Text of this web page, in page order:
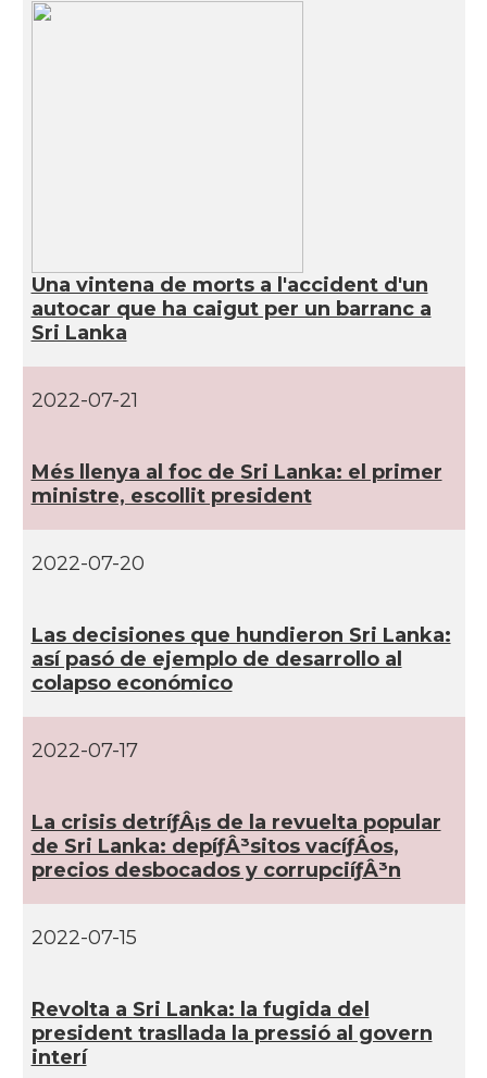
Una vintena de morts a l'accident d'un
autocar que ha caigut per un barranc a
Sri Lanka
2022-07-21
Més llenya al foc de Sri Lanka: el primer
ministre, escollit president
2022-07-20
Las decisiones que hundieron Sri Lanka:
así­ pasó de ejemplo de desarrollo al
colapso económico
2022-07-17
La crisis detríƒÂ¡s de la revuelta popular
de Sri Lanka: depíƒÂ³sitos vacíƒÂ­os,
precios desbocados y corrupciíƒÂ³n
2022-07-15
Revolta a Sri Lanka: la fugida del
president trasllada la pressió al govern
interí­